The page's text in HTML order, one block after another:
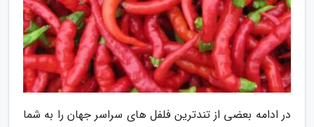
در ادامه بعضی از تندترین فلفل های سراسر جهان را به شما